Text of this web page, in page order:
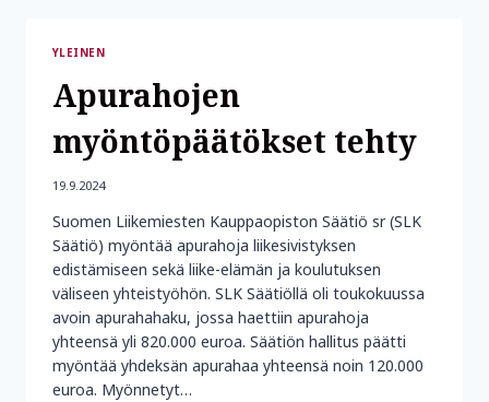
HENKILÖSTÖLLE
YLEINEN
Apurahojen
myöntöpäätökset tehty
19.9.2024
Suomen Liikemiesten Kauppaopiston Säätiö sr (SLK
Säätiö) myöntää apurahoja liikesivistyksen
edistämiseen sekä liike-elämän ja koulutuksen
väliseen yhteistyöhön. SLK Säätiöllä oli toukokuussa
avoin apurahahaku, jossa haettiin apurahoja
yhteensä yli 820.000 euroa. Säätiön hallitus päätti
myöntää yhdeksän apurahaa yhteensä noin 120.000
euroa. Myönnetyt…